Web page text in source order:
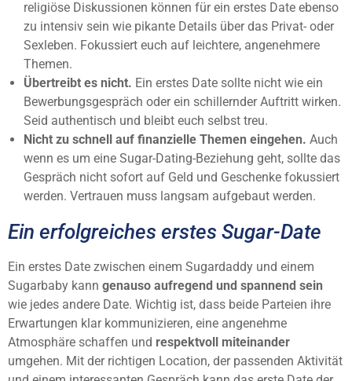
religiöse Diskussionen können für ein erstes Date ebenso
zu intensiv sein wie pikante Details über das Privat- oder
Sexleben. Fokussiert euch auf leichtere, angenehmere
Themen.
Übertreibt es nicht. Ein erstes Date sollte nicht wie ein
Bewerbungsgespräch oder ein schillernder Auftritt wirken.
Seid authentisch und bleibt euch selbst treu.
Nicht zu schnell auf finanzielle Themen eingehen. Auch
wenn es um eine Sugar-Dating-Beziehung geht, sollte das
Gespräch nicht sofort auf Geld und Geschenke fokussiert
werden. Vertrauen muss langsam aufgebaut werden.
Ein erfolgreiches erstes Sugar-Date
Ein erstes Date zwischen einem Sugardaddy und einem
Sugarbaby kann genauso aufregend und spannend sein
wie jedes andere Date. Wichtig ist, dass beide Parteien ihre
Erwartungen klar kommunizieren, eine angenehme
Atmosphäre schaffen und respektvoll miteinander
umgehen. Mit der richtigen Location, der passenden Aktivität